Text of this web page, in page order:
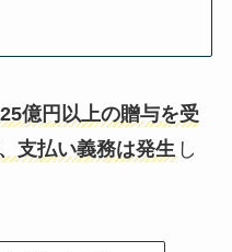
25億円以上の贈与を受
支払い義務は発生 し